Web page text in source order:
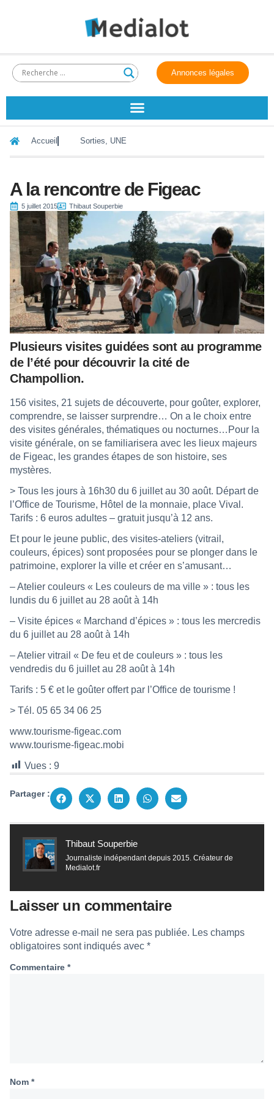
Annonces légales
Accueil Sorties, UNE
A la rencontre de Figeac
5 juillet 2015 Thibaut Souperbie
Plusieurs visites guidées sont au programme
de l’été pour découvrir la cité de
Champollion.
156 visites, 21 sujets de découverte, pour goûter, explorer,
comprendre, se laisser surprendre… On a le choix entre
des visites générales, thématiques ou nocturnes…Pour la
visite générale, on se familiarisera avec les lieux majeurs
de Figeac, les grandes étapes de son histoire, ses
mystères.
> Tous les jours à 16h30 du 6 juillet au 30 août. Départ de
l’Office de Tourisme, Hôtel de la monnaie, place Vival.
Tarifs : 6 euros adultes – gratuit jusqu’à 12 ans.
Et pour le jeune public, des visites-ateliers (vitrail,
couleurs, épices) sont proposées pour se plonger dans le
patrimoine, explorer la ville et créer en s’amusant…
– Atelier couleurs « Les couleurs de ma ville » : tous les
lundis du 6 juillet au 28 août à 14h
– Visite épices « Marchand d’épices » : tous les mercredis
du 6 juillet au 28 août à 14h
– Atelier vitrail « De feu et de couleurs » : tous les
vendredis du 6 juillet au 28 août à 14h
Tarifs : 5 € et le goûter offert par l’Office de tourisme !
> Tél. 05 65 34 06 25
www.tourisme-figeac.com
www.tourisme-figeac.mobi
Vues : 9
Partager :
Thibaut Souperbie
Journaliste indépendant depuis 2015. Créateur de
Medialot.fr
Laisser un commentaire
Votre adresse e-mail ne sera pas publiée. Les champs
obligatoires sont indiqués avec *
Commentaire *
Nom *